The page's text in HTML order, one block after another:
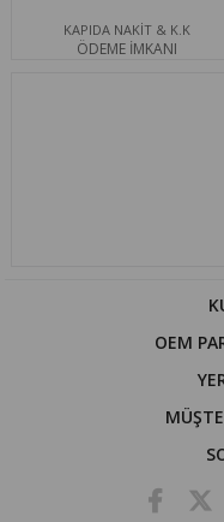
KAPIDA NAKİT & K.K
ÖDEME İMKANI
OEM